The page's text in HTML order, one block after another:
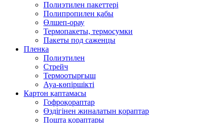
Полиэтилен пакеттері
Полипропилен қабы
Өлшеп-орау
Термопакеты, термосумки
Пакеты под саженцы
Пленка
Полиэтилен
Стрейч
Термоотырғыш
Ауа-көпіршікті
Картон қаптамасы
Гофроқораптар
Өздігінен жиналатын қораптар
Пошта қораптары